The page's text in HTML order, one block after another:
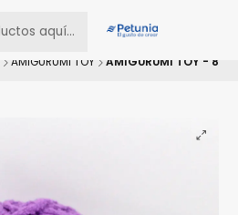
AMIGURUMI TOY AMIGURUMI TOY - 8